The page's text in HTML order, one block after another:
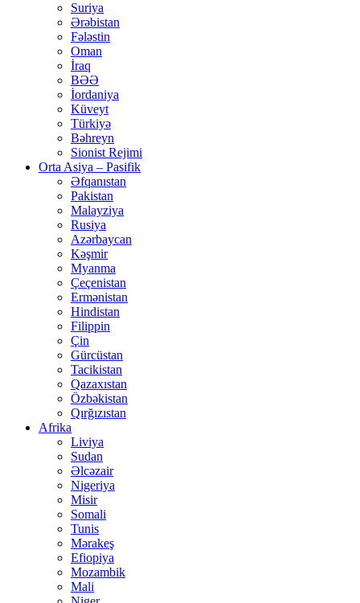
Suriya
Ərəbistan
Fələstin
Oman
İraq
BƏƏ
İordaniya
Küveyt
Türkiyə
Bəhreyn
Sionist Rejimi
Orta Asiya – Pasifik
Əfqanıstan
Pakistan
Malayziya
Rusiya
Azərbaycan
Kəşmir
Myanma
Çeçenistan
Ermənistan
Hindistan
Filippin
Çin
Gürcüstan
Tacikistan
Qazaxıstan
Özbəkistan
Qırğızıstan
Afrika
Liviya
Sudan
Əlcəzair
Nigeriya
Misir
Somali
Tunis
Mərakeş
Efiopiya
Mozambik
Mali